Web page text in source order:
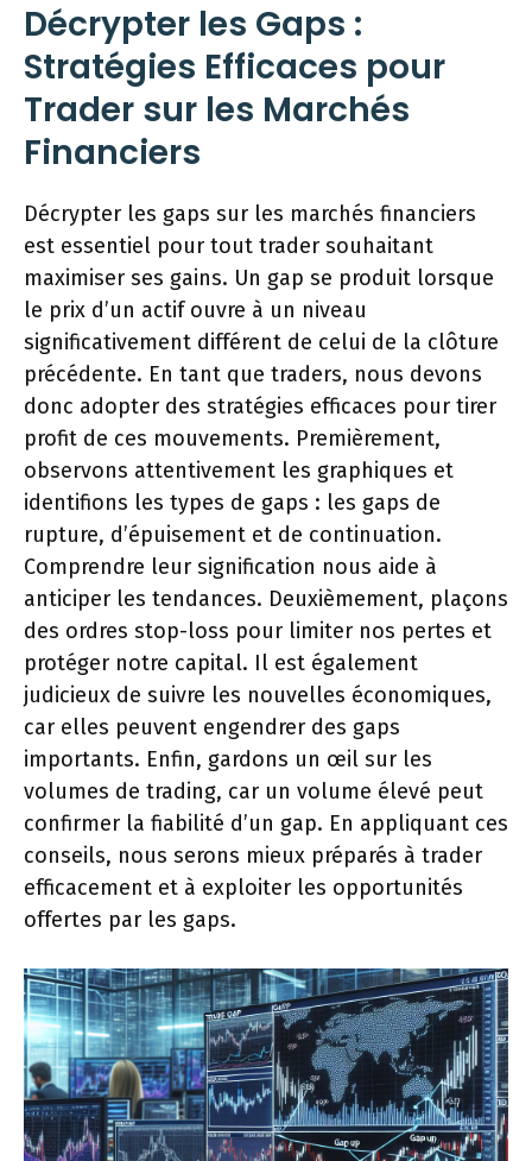
Décrypter les Gaps :
Stratégies Efficaces pour
Trader sur les Marchés
Financiers
Décrypter les gaps sur les marchés financiers
est essentiel pour tout trader souhaitant
maximiser ses gains. Un gap se produit lorsque
le prix d’un actif ouvre à un niveau
significativement différent de celui de la clôture
précédente. En tant que traders, nous devons
donc adopter des stratégies efficaces pour tirer
profit de ces mouvements. Premièrement,
observons attentivement les graphiques et
identifions les types de gaps : les gaps de
rupture, d’épuisement et de continuation.
Comprendre leur signification nous aide à
anticiper les tendances. Deuxièmement, plaçons
des ordres stop-loss pour limiter nos pertes et
protéger notre capital. Il est également
judicieux de suivre les nouvelles économiques,
car elles peuvent engendrer des gaps
importants. Enfin, gardons un œil sur les
volumes de trading, car un volume élevé peut
confirmer la fiabilité d’un gap. En appliquant ces
conseils, nous serons mieux préparés à trader
efficacement et à exploiter les opportunités
offertes par les gaps.